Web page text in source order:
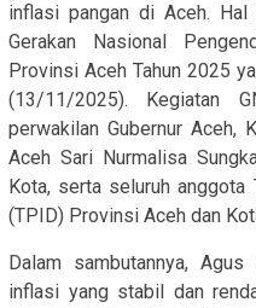
inflasi pangan di Aceh.
Gerakan Nasional
Provinsi Aceh Tahun 2025
(13/11/2025). Kegiatan
perwakilan Gubernur Aceh,
Aceh Sari Nurmalisa
Kota, serta seluruh
(TPID) Provinsi Aceh dan
Dalam sambutannya,
inflasi yang stabil dan